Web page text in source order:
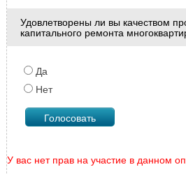
Удовлетворены ли вы качеством
капитального ремонта
Да
Нет
У вас нет прав на участие в данном